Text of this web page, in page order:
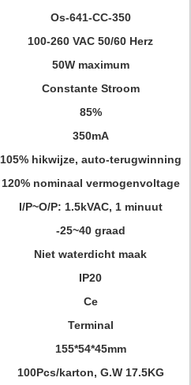
Os-641-CC-350
100-260 VAC 50/60 Herz
50W maximum
Constante Stroom
85%
350mA
105% hikwijze, auto-terugwinning
120% nominaal vermogenvoltage
I/P~O/P: 1.5kVAC, 1 minuut
-25~40 graad
Niet waterdicht maak
IP20
Ce
Terminal
155*54*45mm
100Pcs/karton, G.W 17.5KG